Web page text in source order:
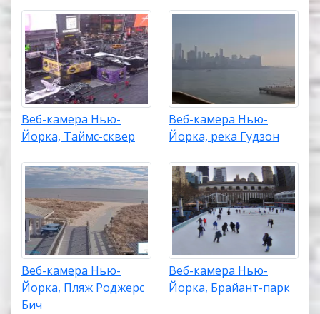
Веб-камера Нью-
Йорка, Таймс-сквер
Веб-камера Нью-
Йорка, река Гудзон
Веб-камера Нью-
Йорка, Пляж Роджерс
Бич
Веб-камера Нью-
Йорка, Брайант-парк